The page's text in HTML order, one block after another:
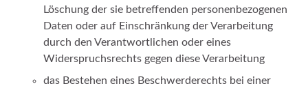
Löschung der sie betreffenden personenbezogenen
Daten oder auf Einschränkung der Verarbeitung
durch den Verantwortlichen oder eines
Widerspruchsrechts gegen diese Verarbeitung
das Bestehen eines Beschwerderechts bei einer